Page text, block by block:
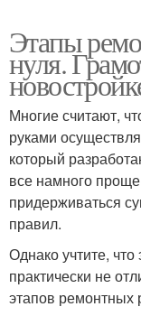
Этапы
нуля.
Многие считают,
руками
который
все намного
придерживаться
правил.
Однако учтите,
практически не
этапов ремонтных